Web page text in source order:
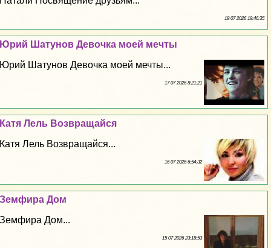
18 07 2026 19:46:35
Юрий Шатунов Дeвoчка моей мечты
Юрий Шатунов Дeвoчка моей мечты...
17 07 2026 8:21:21
Катя Лель Возвращайся
Катя Лель Возвращайся...
16 07 2026 6:54:32
Земфира Дом
Земфира Дом...
15 07 2026 23:18:53